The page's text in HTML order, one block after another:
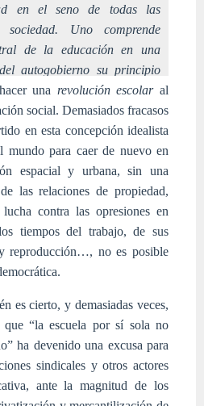
en el seno de todas las
Uno comprende
de la educación en una
autogobierno su principio
2021:16).
una revolución escolaral
social. Demasiados fracasos
en esta concepción idealista
mundo para caer de nuevo en
espacial y urbana, sin una
las relaciones de propiedad,
contra las opresiones en
tiempos del trabajo, de sus
reproducción…, no es posible
es cierto, y demasiadas veces,
que “la escuela por sí sola no
ha devenido una excusa para
sindicales y otros actores
ante la magnitud de los